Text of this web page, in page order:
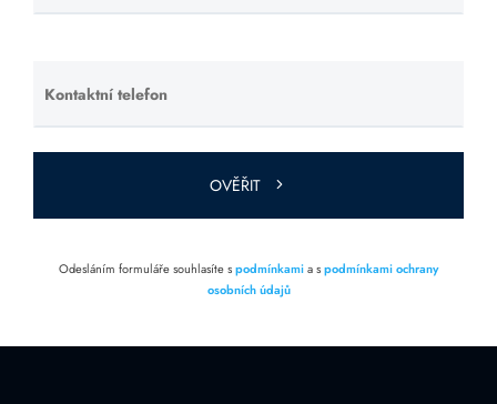
toto pole
Kontaktní telefon
Ponechte
toto pole
prázdné.
OVĚŘIT
Odesláním formuláře souhlasíte spodmínkamia spodmínkami ochrany
osobních údajů